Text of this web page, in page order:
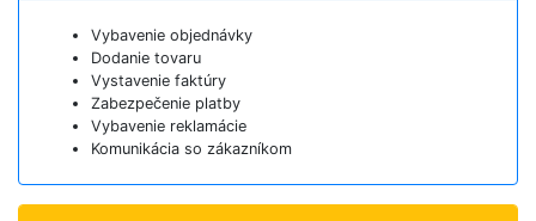
Vybavenie objednávky
Dodanie tovaru
Vystavenie faktúry
Zabezpečenie platby
Vybavenie reklamácie
Komunikácia so zákazníkom